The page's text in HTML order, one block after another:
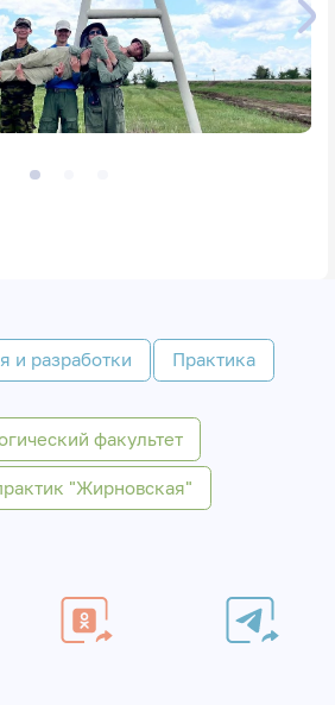
и разработки Практика
факультет
"Жирновская"